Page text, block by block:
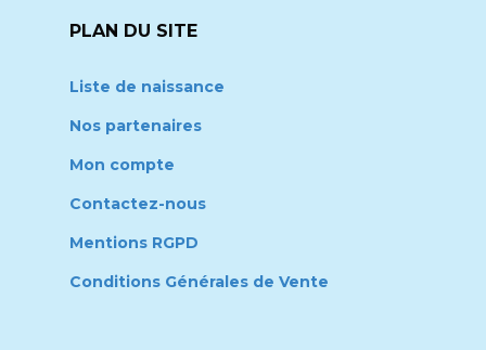
PLAN DU SITE
Liste de naissance
Nos partenaires
Mon compte
Contactez-nous
Mentions RGPD
Conditions Générales de Vente